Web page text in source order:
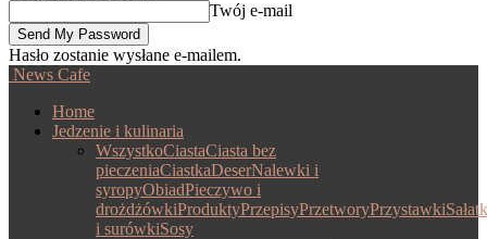
Twój e-mail
Hasło zostanie wysłane e-mailem.
News Cafe
Home
Jedzenie i kulinaria
WszystkoCiastaCiasta bez
pieczeniaCiastkaDeserNalewki i
syropyObiadPieczywo i
drożdżówkiProduktyPrzepisyPrzetworyPrzystawki
i surówkiSosy